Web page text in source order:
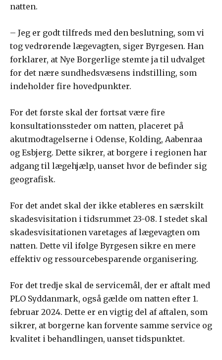
natten.
– Jeg er godt tilfreds med den beslutning, som vi
tog vedrørende lægevagten, siger Byrgesen. Han
forklarer, at Nye Borgerlige stemte ja til udvalget
for det nære sundhedsvæsens indstilling, som
indeholder fire hovedpunkter.
For det første skal der fortsat være fire
konsultationssteder om natten, placeret på
akutmodtagelserne i Odense, Kolding, Aabenraa
og Esbjerg. Dette sikrer, at borgere i regionen har
adgang til lægehjælp, uanset hvor de befinder sig
geografisk.
For det andet skal der ikke etableres en særskilt
skadesvisitation i tidsrummet 23-08. I stedet skal
skadesvisitationen varetages af lægevagten om
natten. Dette vil ifølge Byrgesen sikre en mere
effektiv og ressourcebesparende organisering.
For det tredje skal de servicemål, der er aftalt med
PLO Syddanmark, også gælde om natten efter 1.
februar 2024. Dette er en vigtig del af aftalen, som
sikrer, at borgerne kan forvente samme service og
kvalitet i behandlingen, uanset tidspunktet.